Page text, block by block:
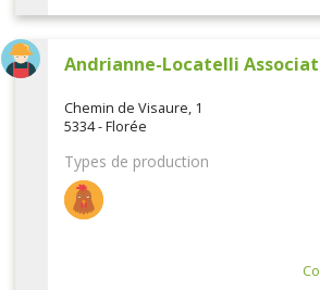
Andrianne-Locatelli
Chemin de Visaure, 1
5334 - Florée
Types de production